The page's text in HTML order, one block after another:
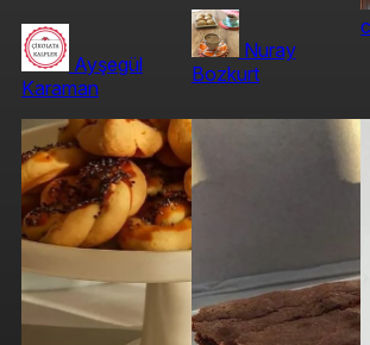
Ayşegül
Karaman
Nuray
Bozkurt